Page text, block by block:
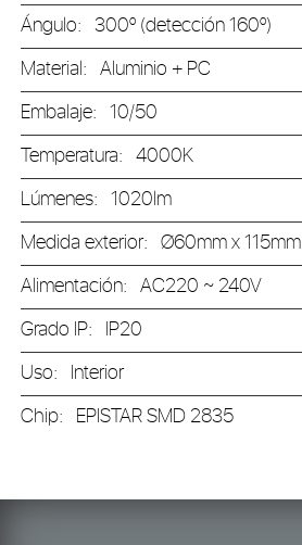
Ángulo:300º (detección 160º)
Material:Aluminio + PC
Embalaje:10/50
Temperatura:4000K
Lúmenes:1020lm
Medida exterior:Ø60mm x 115mm
Alimentación:AC220 ~ 240V
Grado IP: IP20
Uso: Interior
Chip: EPISTAR SMD 2835